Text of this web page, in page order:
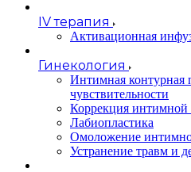
IV терапия
Активационная
Гинекология
Интимная контурная
чувствительности
Коррекция интимной
Лабиопластика
Омоложение
Устранение травм и